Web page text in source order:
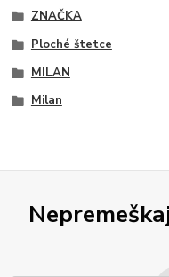
ZNAČKA
Ploché štetce
MILAN
Milan